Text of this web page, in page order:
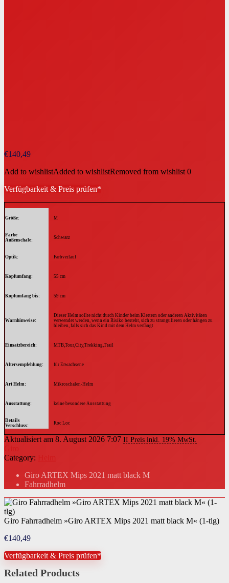
€140,49
Add to wishlistAdded to wishlistRemoved from wishlist 0
Verfügbarkeit & Preis prüfen*
Größe M
Farbe
Außenschale
Schwarz
Optik Farbverlauf
Kopfumfang 55 cm
Kopfumfang bis 59 cm
Warnhinweise
Dieser Helm sollte nicht durch Kinder beim Klettern oder anderen Aktivitäten
verwendet werden, wenn ein Risiko besteht, sich zu strangulieren oder hängen zu
bleiben, falls sich das Kind mit dem Helm verfängt
Einsatzbereich MTB,Tour,City,Trekking,Trail
Altersempfehlung für Erwachsene
Art Helm Mikroschalen-Helm
Ausstattung keine besondere Ausstattung
Details
Verschluss
Roc Loc
Verschluss Roc Loc
Aktualisiert am 8. August 2026 7:07 II Preis inkl. 19% MwSt.
Category:
Giro ARTEX Mips 2021 matt black M
Fahrradhelm
Giro Fahrradhelm »Giro ARTEX Mips 2021 matt black M« (1-tlg)
€140,49
Verfügbarkeit & Preis prüfen*
Related Products